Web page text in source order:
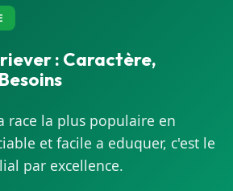
: Caractère,
race la plus populaire en
et facile a eduquer, c'est le
par excellence.